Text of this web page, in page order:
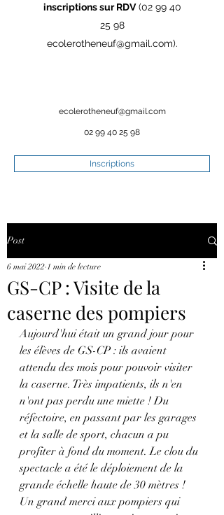
inscriptions sur RDV (02 99 40
25 98
ecolerotheneuf@gmail.com).
ecolerotheneuf@gmail.com
02 99 40 25 98
Inscriptions
Post
GS-CP : Visite de la
caserne des pompiers
6 mai 2022 1 min de lecture
Aujourd'hui était un grand jour pour
les élèves de GS-CP : ils avaient
attendu des mois pour pouvoir visiter
la caserne. Très impatients, ils n'en
n'ont pas perdu une miette ! Du
réfectoire, en passant par les garages
et la salle de sport, chacun a pu
profiter à fond du moment. Le clou du
spectacle a été le déploiement de la
grande échelle haute de 30 mètres !
Un grand merci aux pompiers qui